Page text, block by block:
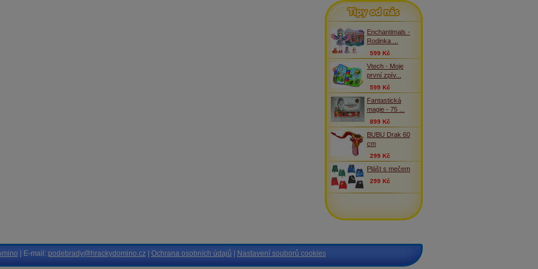
Tipy od nás
Enchantimals -
Rodinka ...
599 Kč
Vtech - Moje
první zpív...
599 Kč
Fantastická
magie - 75 ...
899 Kč
BUBU Drak 60
cm
299 Kč
Plášt s mečem
299 Kč
| E-mail: podebrady@hrackydomino.cz| Ochrana osobních údajů Nastavení souborů cookies